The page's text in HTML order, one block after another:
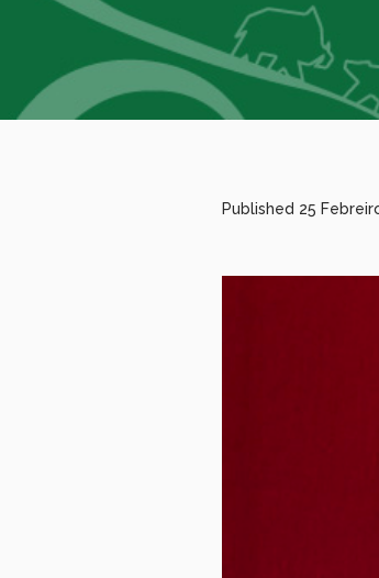
Published 25